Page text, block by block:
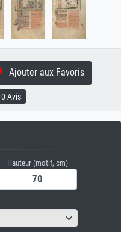
Ajouter aux Favoris
0 Avis
Hauteur (motif, cm)